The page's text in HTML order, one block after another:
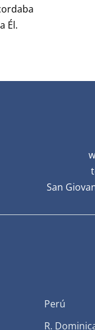
Él.
San
Perú
R.